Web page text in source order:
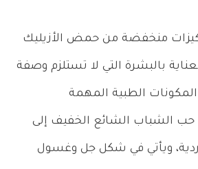
منخفضة من حمض الأزيليك
بالبشرة التي لا تستلزم وصفة
الطبية المهمة
الشباب الشائع الخفيف إلى
ويأتي في شكل جل وغسول